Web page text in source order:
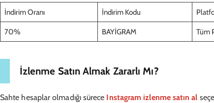
İndirim Oranı İndirim Kodu
70% BAYİGRAM Tüm
İzlenme Satın Almak Zararlı Mı?
Sahte hesaplar olmadığı sürece Instagram izlenme satın al